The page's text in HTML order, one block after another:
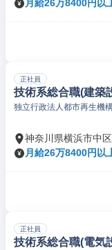
月給26万8400円以
正社員
技術系総合職(建築
独立行政法人都市再生機
神奈川県横浜市中
月給26万8400円以
正社員
技術系総合職(電気